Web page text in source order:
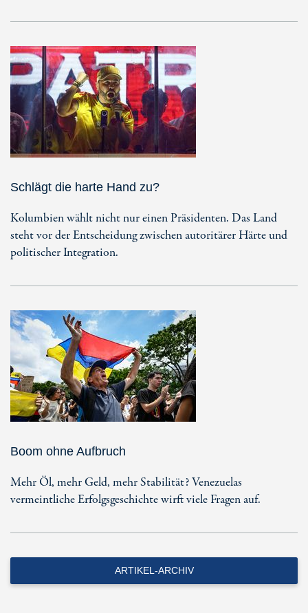
Schlägt die harte Hand zu?
Kolumbien wählt nicht nur einen Präsidenten. Das Land
steht vor der Entscheidung zwischen autoritärer Härte und
politischer Integration.
Boom ohne Aufbruch
Mehr Öl, mehr Geld, mehr Stabilität? Venezuelas
vermeintliche Erfolgsgeschichte wirft viele Fragen auf.
ARTIKEL-ARCHIV